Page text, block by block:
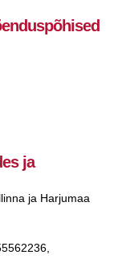
ja
ja Harjumaa